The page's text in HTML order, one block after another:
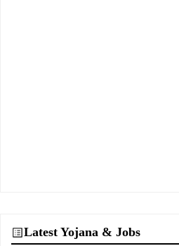
Latest Yojana & Jobs